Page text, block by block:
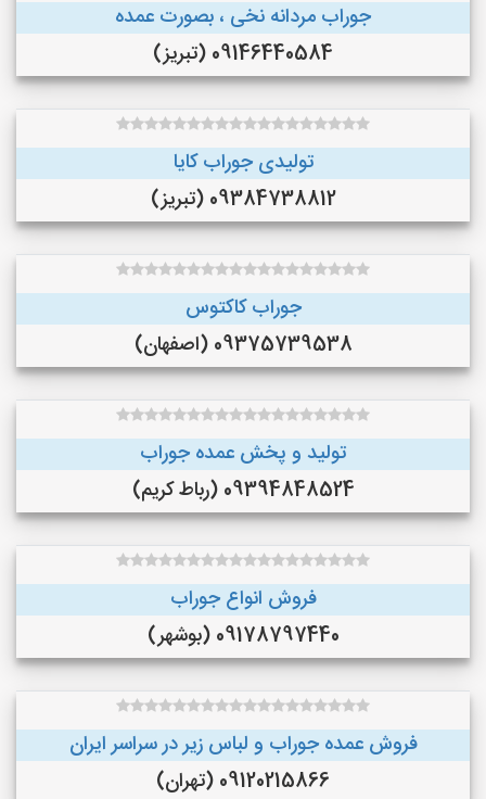
جوراب مردانه نخی ، بصورت عمده
09146440584 (تبریز)
تولیدی جوراب کایا
09384738812 (تبریز)
جوراب کاکتوس
09375739538 (اصفهان)
تولید و پخش عمده جوراب
09394848524 (رباط کریم)
فروش انواع جوراب
09178797440 (بوشهر)
فروش عمده جوراب و لباس زیر در سراسر ایران
09120215866 (تهران)